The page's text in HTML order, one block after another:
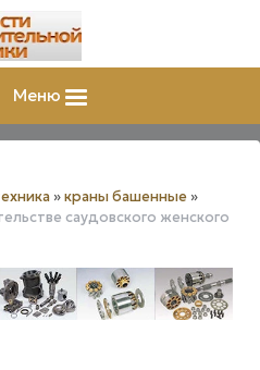
Меню
»краны башенные »
саудовского женского